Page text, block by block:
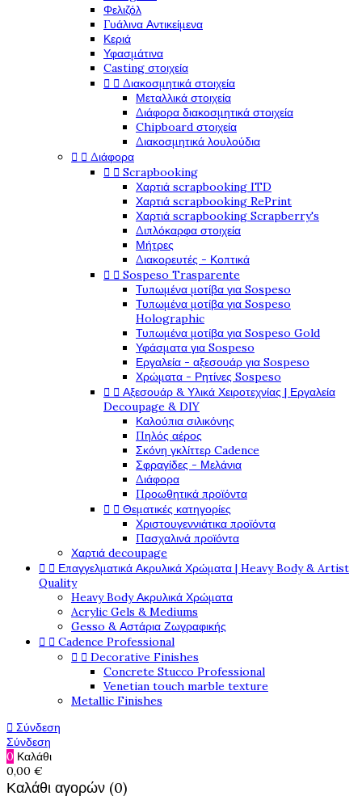
Φελιζόλ
Γυάλινα Αντικείμενα
Κεριά
Υφασμάτινα
Casting στοιχεία
  Διακοσμητικά στοιχεία
Μεταλλικά στοιχεία
Διάφορα διακοσμητικά στοιχεία
Chipboard στοιχεία
Διακοσμητικά λουλούδια
  Διάφορα
  Scrapbooking
Χαρτιά scrapbooking ITD
Χαρτιά scrapbooking RePrint
Χαρτιά scrapbooking Scrapberry's
Διπλόκαρφα στοιχεία
Μήτρες
Διακορευτές - Κοπτικά
  Sospeso Trasparente
Τυπωμένα μοτίβα για Sospeso
Τυπωμένα μοτίβα για Sospeso
Holographic
Τυπωμένα μοτίβα για Sospeso Gold
Υφάσματα για Sospeso
Εργαλεία - αξεσουάρ για Sospeso
Χρώματα - Ρητίνες Sospeso
  Αξεσουάρ & Υλικά Χειροτεχνίας | Εργαλεία
Decoupage & DIY
Καλούπια σιλικόνης
Πηλός αέρος
Σκόνη γκλίττερ Cadence
Σφραγίδες - Μελάνια
Διάφορα
Προωθητικά προϊόντα
  Θεματικές κατηγορίες
Χριστουγεννιάτικα προϊόντα
Πασχαλινά προϊόντα
Χαρτιά decoupage
  Επαγγελματικά Ακρυλικά Χρώματα | Heavy Body & Artist
Quality
Heavy Body Ακρυλικά Χρώματα
Acrylic Gels & Mediums
Gesso & Αστάρια Ζωγραφικής
  Cadence Professional
  Decorative Finishes
Concrete Stucco Professional
Venetian touch marble texture
Metallic Finishes
 Σύνδεση
Σύνδεση
0 Καλάθι
0,00 €
Καλάθι αγορών (0)